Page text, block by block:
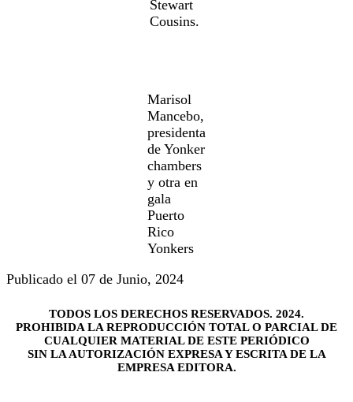
Stewart
Cousins.
Marisol
Mancebo,
presidenta
de Yonker
chambers
y otra en
gala
Puerto
Rico
Yonkers
Publicado el 07 de Junio, 2024
TODOS LOS DERECHOS RESERVADOS. 2024.
PROHIBIDA LA REPRODUCCIÓN TOTAL O PARCIAL DE
CUALQUIER MATERIAL DE ESTE PERIÓDICO
SIN LA AUTORIZACIÓN EXPRESA Y ESCRITA DE LA
EMPRESA EDITORA.